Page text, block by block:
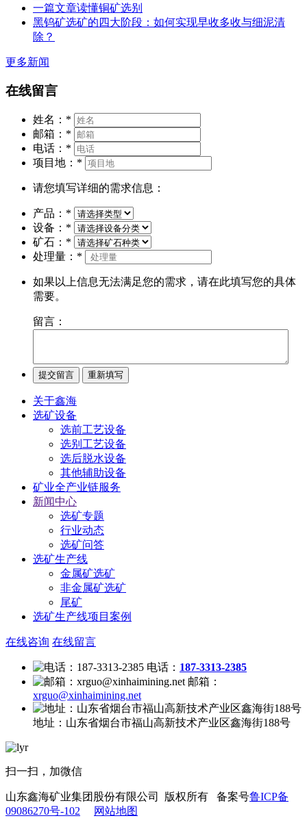
一篇文章读懂铜矿选别
黑钨矿选矿的四大阶段：如何实现早收多收与细泥清
除？
更多新闻
在线留言
姓名： *
邮箱： *
电话： *
项目地： *
请您填写详细的需求信息：
产品： *
设备： *
矿石： *
处理量： *
如果以上信息无法满足您的需求，请在此填写您的具体
需要。
留言：
关于鑫海
选矿设备
选前工艺设备
选别工艺设备
选后脱水设备
其他辅助设备
矿业全产业链服务
新闻中心
选矿专题
行业动态
选矿问答
选矿生产线
金属矿选矿
非金属矿选矿
尾矿
选矿生产线项目案例
在线咨询 在线留言
电话： 187-3313-2385
邮箱：
xrguo@xinhaimining.net
地址： 山东省烟台市福山高新技术产业区鑫海街188号
扫一扫，加微信
山东鑫海矿业集团股份有限公司 版权所有 备案号鲁ICP备
09086270号-102
网站地图